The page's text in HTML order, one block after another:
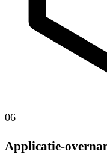
06
Applicatie-